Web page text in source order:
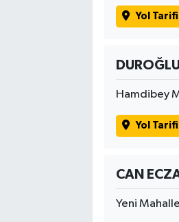
Yol Tarifi
Hamdibey
Yol Tarifi
CAN
Yeni